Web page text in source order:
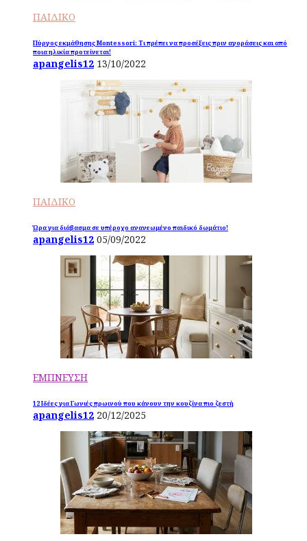
ΠΑΙΔΙΚΟ
Πύργος εκμάθησης Montessori: Τι πρέπει να προσέξεις πριν αγοράσεις και από
ποια ηλικία προτείνεται!
apangelis12 13/10/2022
ΠΑΙΔΙΚΟ
Ώρα για διάβασμα σε υπέροχο ανανεωμένο παιδικό δωμάτιο!
apangelis12 05/09/2022
ΕΜΠΝΕΥΣΗ
12 Ιδέες για Γωνιές πρωινού που κάνουν την κουζίνα πιο ζεστή
apangelis12 20/12/2025